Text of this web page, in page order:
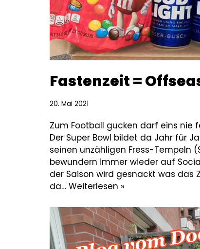
Fastenzeit =
20. Mai 2021
Zum Football gucken darf eins nie
Der Super Bowl bildet da Jahr für
seinen unzähligen Fress-Tempeln
bewundern immer wieder auf
der Saison wird gesnackt was das
da… Weiterlesen »